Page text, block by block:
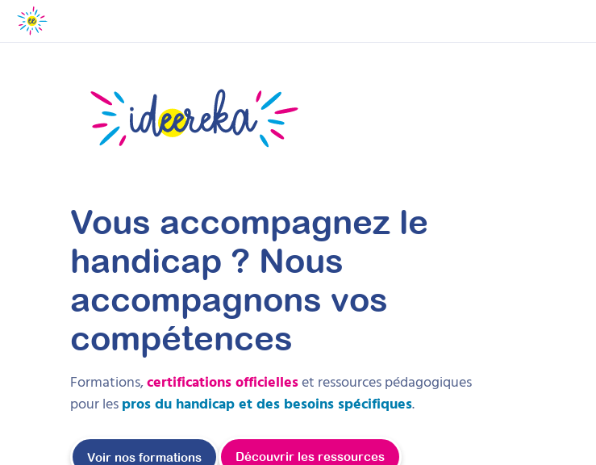
Vous accompagnez le
handicap ? Nous
accompagnons vos
compétences
Formations,certifications officielleset ressources pédagogiques
pour lespros du handicap et des besoins spécifiques.
Voir nos formations Découvrir les ressources